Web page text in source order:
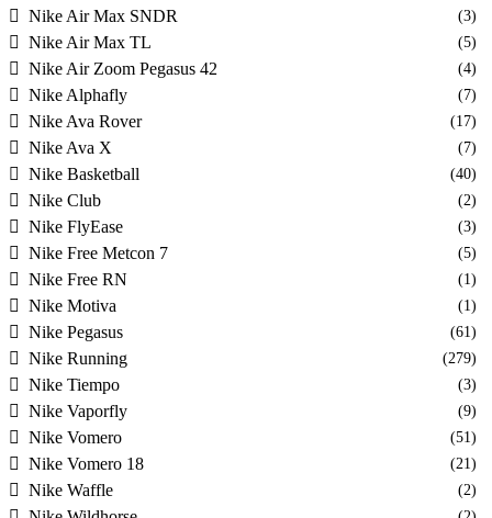
Nike Air Max SNDR (3)
Nike Air Max TL (5)
Nike Air Zoom Pegasus 42 (4)
Nike Alphafly (7)
Nike Ava Rover (17)
Nike Ava X (7)
Nike Basketball (40)
Nike Club (2)
Nike FlyEase (3)
Nike Free Metcon 7 (5)
Nike Free RN (1)
Nike Motiva (1)
Nike Pegasus (61)
Nike Running (279)
Nike Tiempo (3)
Nike Vaporfly (9)
Nike Vomero (51)
Nike Vomero 18 (21)
Nike Waffle (2)